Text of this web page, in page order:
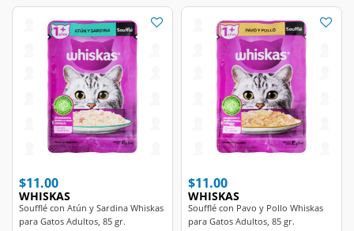
$11.00
WHISKAS
Soufflé con Atún y Sardina Whiskas
para Gatos Adultos, 85 gr.
$11.00
WHISKAS
Soufflé con Pavo y Pollo Whiskas
para Gatos Adultos, 85 gr.